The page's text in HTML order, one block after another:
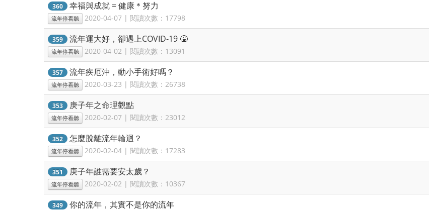
360 幸福與成就 = 健康＊努力
流年停看聽 2020-04-07 | 閱讀次數：17798
359 流年運大好，卻遇上COVID-19 🤮
流年停看聽 2020-04-02 | 閱讀次數：13091
357 流年疾厄沖，動小手術好嗎？
流年停看聽 2020-03-23 | 閱讀次數：26738
353 庚子年之命理觀點
流年停看聽 2020-02-07 | 閱讀次數：23012
352 怎麼脫離流年輪迴？
流年停看聽 2020-02-04 | 閱讀次數：17283
351 庚子年誰需要安太歲？
流年停看聽 2020-02-02 | 閱讀次數：10367
349 你的流年，其實不是你的流年